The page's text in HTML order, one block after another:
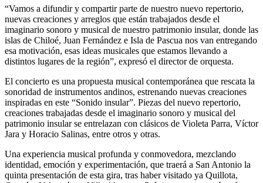
“Vamos a difundir y compartir parte de nuestro nuevo repertorio,
nuevas creaciones y arreglos que están trabajados desde el
imaginario sonoro y musical de nuestro patrimonio insular, donde las
islas de Chiloé, Juan Fernández e Isla de Pascua nos van entregando
esa motivación, esas ideas musicales que estamos llevando a
distintos lugares de la región”, expresó el director de orquesta.
El concierto es una propuesta musical contemporánea que rescata la
sonoridad de instrumentos andinos, estrenando nuevas creaciones
inspiradas en este “Sonido insular”. Piezas del nuevo repertorio,
creaciones trabajadas desde el imaginario sonoro y musical del
patrimonio insular se entrelazan con clásicos de Violeta Parra, Víctor
Jara y Horacio Salinas, entre otros y otras.
Una experiencia musical profunda y conmovedora, mezclando
identidad, emoción y experimentación, que traerá a San Antonio la
quinta presentación de esta gira, tras haber visitado ya Quillota,